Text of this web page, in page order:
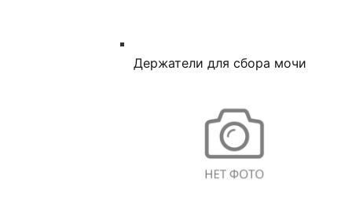
Держатели для сбора мочи